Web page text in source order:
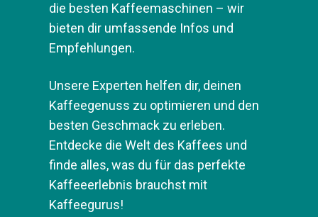
die besten Kaffeemaschinen – wir
bieten dir umfassende Infos und
Empfehlungen.
Unsere Experten helfen dir, deinen
Kaffeegenuss zu optimieren und den
besten Geschmack zu erleben.
Entdecke die Welt des Kaffees und
finde alles, was du für das perfekte
Kaffeeerlebnis brauchst mit
Kaffeegurus!